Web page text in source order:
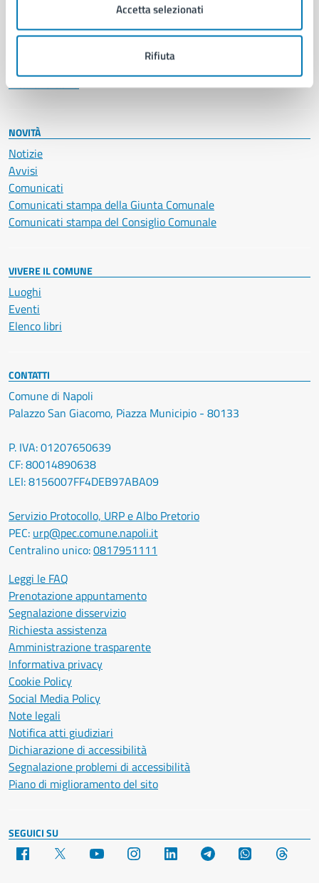
Accetta selezionati
Rifiuta
Giustizia e sicurezza pubblica
Imprese e commercio
Salute, benessere e assistenza
Vita lavorativa
NOVITÀ
Notizie
Avvisi
Comunicati
Comunicati stampa della Giunta Comunale
Comunicati stampa del Consiglio Comunale
VIVERE IL COMUNE
Luoghi
Eventi
Elenco libri
CONTATTI
Comune di Napoli
Palazzo San Giacomo, Piazza Municipio - 80133
P. IVA: 01207650639
CF: 80014890638
LEI: 8156007FF4DEB97ABA09
Servizio Protocollo, URP e Albo Pretorio
PEC: urp@pec.comune.napoli.it
Centralino unico:0817951111
Leggi le FAQ
Prenotazione appuntamento
Segnalazione disservizio
Richiesta assistenza
Amministrazione trasparente
Informativa privacy
Cookie Policy
Social Media Policy
Note legali
Notifica atti giudiziari
Dichiarazione di accessibilità
Segnalazione problemi di accessibilità
Piano di miglioramento del sito
SEGUICI SU
Facebook YouTube Instagram LinkedIn Telegram WhatsApp